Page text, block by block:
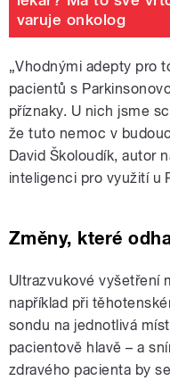
varuje onkolog
„Vhodnými adepty pro
pacientů s
příznaky. U nich jsme
že tuto nemoc v
David Školoudík, autor
inteligenci pro využití u
Změny, které
Ultrazvukové vyšetření
například při
sondu na jednotlivá
pacientově hlavě – a
zdravého pacienta by